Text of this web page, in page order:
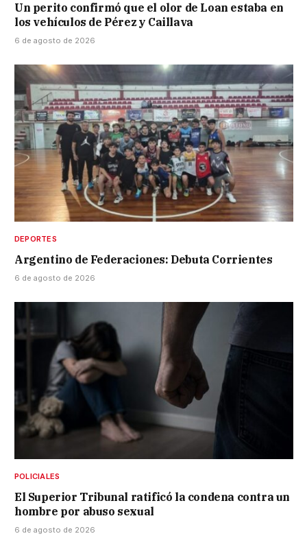
Un perito confirmó que el olor de Loan estaba en
los vehículos de Pérez y Caillava
6 de agosto de 2026
DEPORTES
Argentino de Federaciones: Debuta Corrientes
6 de agosto de 2026
POLICIALES
El Superior Tribunal ratificó la condena contra un
hombre por abuso sexual
6 de agosto de 2026